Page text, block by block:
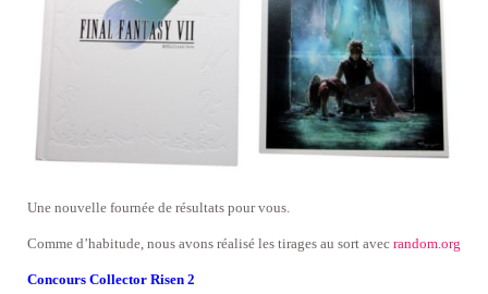
Une nouvelle fournée de résultats pour vous.
Comme d’habitude, nous avons réalisé les tirages au sort avec random.org
Concours Collector Risen 2